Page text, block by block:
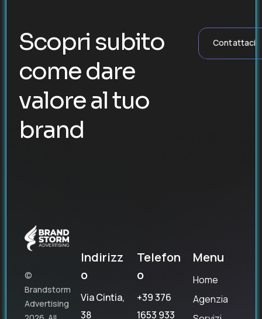
Scopri subito
come dare
valore al tuo
brand
Contattaci
©
Brandstorm
Advertising
Indirizz
o
Via Cintia,
38
Telefon
o
+39 376
1653 933
Menu
Home
Agenzia